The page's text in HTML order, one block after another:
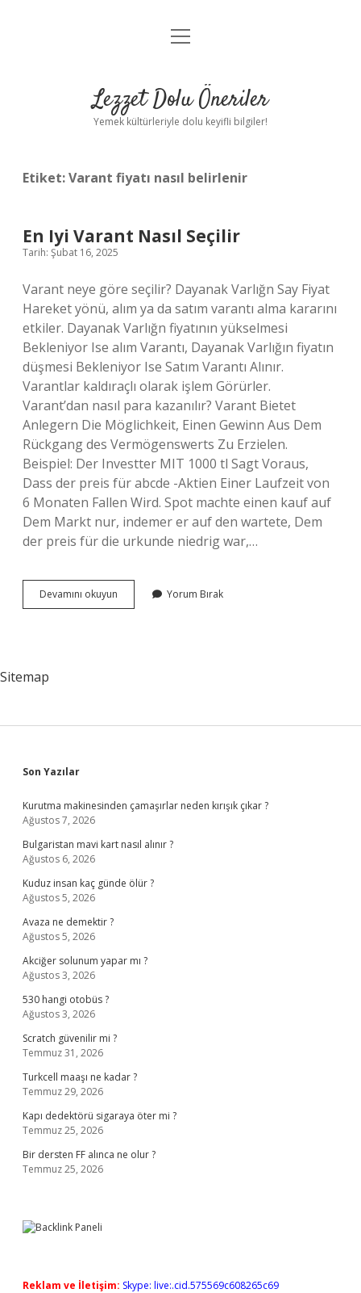
Anasayfa
Yasal Uyarı
menüyü
Lezzet Dolu Öneriler
Yemek kültürleriyle dolu keyifli bilgiler!
Etiket:Varant fiyatı nasıl belirlenir
En Iyi Varant Nasıl Seçilir
Tarih: Şubat 16, 2025
Varant neye göre seçilir? Dayanak Varlığn Say Fiyat
Hareket yönü, alım ya da satım varantı alma kararını
etkiler. Dayanak Varlığn fiyatının yükselmesi
Bekleniyor Ise alım Varantı, Dayanak Varlığın fiyatın
düşmesi Bekleniyor Ise Satım Varantı Alınır.
Varantlar kaldıraçlı olarak işlem Görürler.
Varant’dan nasıl para kazanılır? Varant Bietet
Anlegern Die Möglichkeit, Einen Gewinn Aus Dem
Rückgang des Vermögenswerts Zu Erzielen.
Beispiel: Der Investter MIT 1000 tl Sagt Voraus,
Dass der preis für abcde -Aktien Einer Laufzeit von
6 Monaten Fallen Wird. Spot machte einen kauf auf
Dem Markt nur, indemer er auf den wartete, Dem
der preis für die urkunde niedrig war,…
Devamını okuyun
Iyi
Yorum Bırak
Sitemap
Sidebar
Son Yazılar
Kurutma makinesinden çamaşırlar neden kırışık çıkar ?
Ağustos 7, 2026
Bulgaristan mavi kart nasıl alınır ?
Ağustos 6, 2026
Kuduz insan kaç günde ölür ?
Ağustos 5, 2026
Avaza ne demektir ?
Ağustos 5, 2026
Akciğer solunum yapar mı ?
Ağustos 3, 2026
530 hangi otobüs ?
Ağustos 3, 2026
Scratch güvenilir mi ?
Temmuz 31, 2026
Turkcell maaşı ne kadar ?
Temmuz 29, 2026
Kapı dedektörü sigaraya öter mi ?
Temmuz 25, 2026
Bir dersten FF alınca ne olur ?
Temmuz 25, 2026
Reklam ve İletişim: Skype: live:.cid.575569c608265c69